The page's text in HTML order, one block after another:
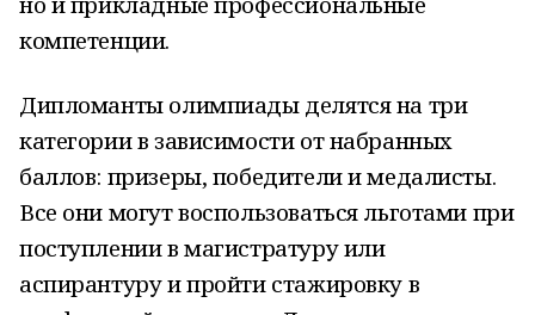
компетенции.
Дипломанты олимпиады делятся на три
категории в зависимости от набранных
баллов: призеры, победители и медалисты.
Все они могут воспользоваться льготами при
поступлении в магистратуру или
аспирантуру и пройти стажировку в